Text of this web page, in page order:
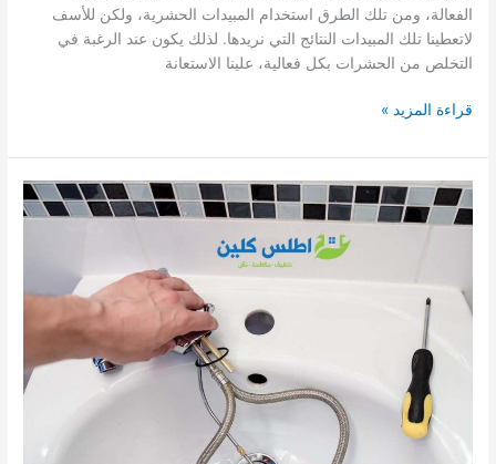
الفعالة، ومن تلك الطرق استخدام المبيدات الحشرية، ولكن للأسف
لاتعطينا تلك المبيدات النتائج التي نريدها. لذلك يكون عند الرغبة في
التخلص من الحشرات بكل فعالية، علينا الاستعانة
شركة
مبيدات
بالرياض
0509502498
قراءة المزيد »